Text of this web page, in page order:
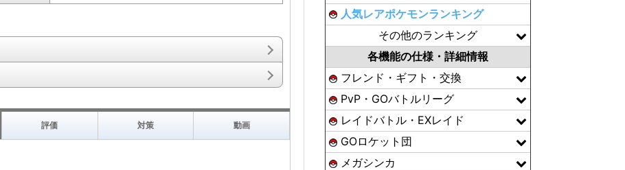
評価 対策 動画
人気レアポケモンランキング
その他のランキング
各機能の仕様・詳細情報
フレンド・ギフト・交換
PvP・GOバトルリーグ
レイドバトル・EXレイド
GOロケット団
メガシンカ